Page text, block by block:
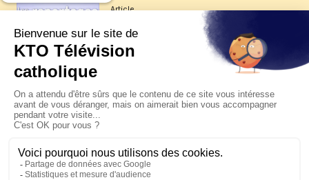
Article
Les reportages d'été 2026 de KTO
La visite pastorale du pape Léon
XIV à Assise à suivre sur KTO le
jeudi 6 août
Le pape en Uruguay, Argentine et
Pérou du 6 au 17 novembre 2026